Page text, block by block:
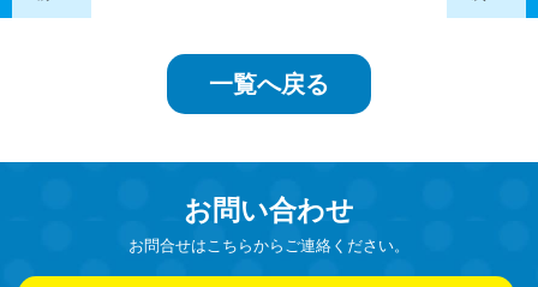
一覧へ戻る
お問い合わせ
お問合せはこちらからご連絡ください。